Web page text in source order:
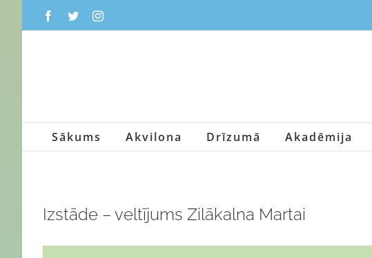
Facebook
TwitterInstagram
Sākums Akvilona Drīzumā Akadēmija
Izstāde – veltījums Zilākalna Martai